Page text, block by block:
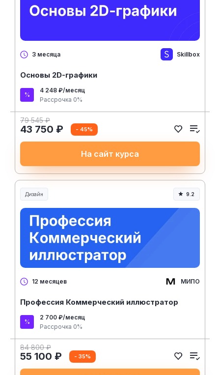
3 месяца Skillbox
Основы 2D-графики
4 248 ₽/месяц
Рассрочка 0%
79 545 ₽
43 750 ₽ - 45%
На сайт курса
Дизайн 9.2
12 месяцев МИПО
Профессия Коммерческий иллюстратор
2 700 ₽/месяц
Рассрочка 0%
84 800 ₽
55 100 ₽ - 35%